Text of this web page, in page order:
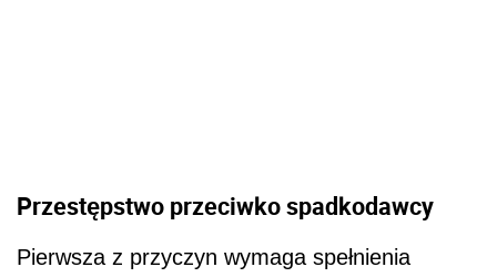
Przestępstwo przeciwko spadkodawcy
Pierwsza z przyczyn wymaga spełnienia